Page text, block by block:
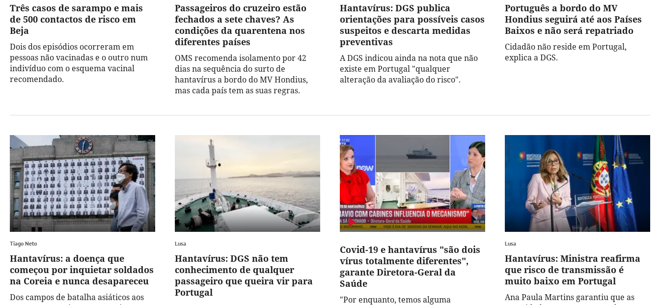
Três casos de sarampo e mais
de 500 contactos de risco em
Beja
Dois dos episódios ocorreram em
pessoas não vacinadas e o outro num
indivíduo com o esquema vacinal
recomendado.
Passageiros do cruzeiro estão
fechados a sete chaves? As
condições da quarentena nos
diferentes países
OMS recomenda isolamento por 42
dias na sequência do surto de
hantavírus a bordo do MV Hondius,
mas cada país tem as suas regras.
Hantavírus: DGS publica
orientações para possíveis casos
suspeitos e descarta medidas
preventivas
A DGS indicou ainda na nota que não
existe em Portugal "qualquer
alteração da avaliação do risco".
Português a bordo do MV
Hondius seguirá até aos Países
Baixos e não será repatriado
Cidadão não reside em Portugal,
explica a DGS.
Tiago Neto
Hantavírus: a doença que
começou por inquietar soldados
na Coreia e nunca desapareceu
Dos campos de batalha asiáticos aos
Lusa
Hantavírus: DGS não tem
conhecimento de qualquer
passageiro que queira vir para
Portugal
Covid-19 e hantavírus "são dois
vírus totalmente diferentes",
garante Diretora-Geral da
Saúde
"Por enquanto, temos alguma
Lusa
Hantavírus: Ministra reafirma
que risco de transmissão é
muito baixo em Portugal
Ana Paula Martins garantiu que as